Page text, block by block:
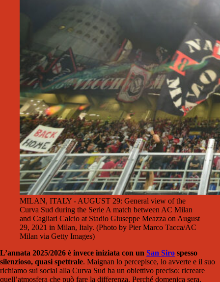
MILAN, ITALY - AUGUST 29: General view of the
Curva Sud during the Serie A match between AC Milan
and Cagliari Calcio at Stadio Giuseppe Meazza on August
29, 2021 in Milan, Italy. (Photo by Pier Marco Tacca/AC
Milan via Getty Images)
L’annata 2025/2026 è invece iniziata con un San Siro spesso
silenzioso, quasi spettrale. Maignan lo percepisce, lo avverte e il suo
richiamo sui social alla Curva Sud ha un obiettivo preciso: ricreare
quell’atmosfera che può fare la differenza. Perché domenica sera,